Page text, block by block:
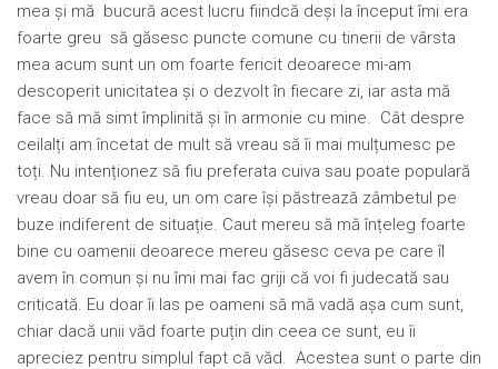
mea și mă bucură acest lucru fiindcă deși la început îmi era
foarte greu să găsesc puncte comune cu tinerii de vârsta
mea acum sunt un om foarte fericit deoarece mi-am
descoperit unicitatea și o dezvolt în fiecare zi, iar asta mă
face să mă simt împlinită și în armonie cu mine. Cât despre
ceilalți am încetat de mult să vreau să îi mai mulțumesc pe
toți. Nu intenționez să fiu preferata cuiva sau poate populară
vreau doar să fiu eu, un om care își păstrează zâmbetul pe
buze indiferent de situație. Caut mereu să mă înțeleg foarte
bine cu oamenii deoarece mereu găsesc ceva pe care îl
avem în comun și nu îmi mai fac griji că voi fi judecată sau
criticată. Eu doar îi las pe oameni să mă vadă așa cum sunt,
chiar dacă unii văd foarte puțin din ceea ce sunt, eu îi
apreciez pentru simplul fapt că văd. Acestea sunt o parte din